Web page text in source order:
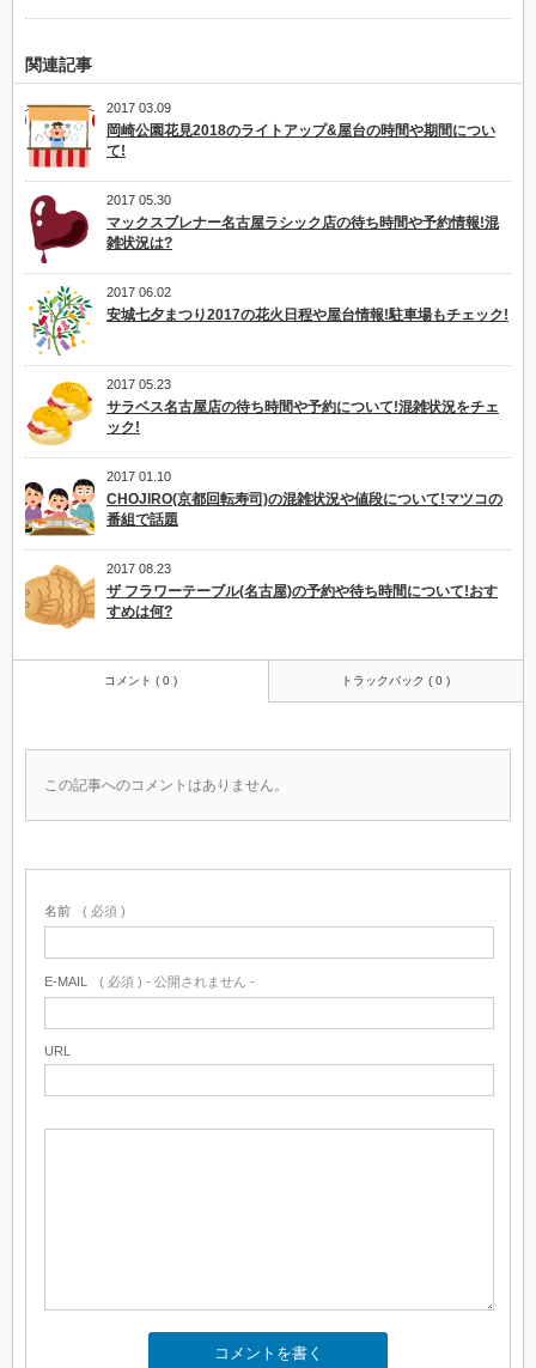
関連記事
2017 03.09
岡崎公園花見2018のライトアップ&屋台の時間や期間につい
て!
2017 05.30
マックスブレナー名古屋ラシック店の待ち時間や予約情報!混
雑状況は?
2017 06.02
安城七夕まつり2017の花火日程や屋台情報!駐車場もチェック!
2017 05.23
サラベス名古屋店の待ち時間や予約について!混雑状況をチェ
ック!
2017 01.10
CHOJIRO(京都回転寿司)の混雑状況や値段について!マツコの
番組で話題
2017 08.23
ザ フラワーテーブル(名古屋)の予約や待ち時間について!おす
すめは何?
コメント ( 0 ) トラックバック ( 0 )
この記事へのコメントはありません。
名前 ( 必須 )
E-MAIL ( 必須 ) - 公開されません -
URL